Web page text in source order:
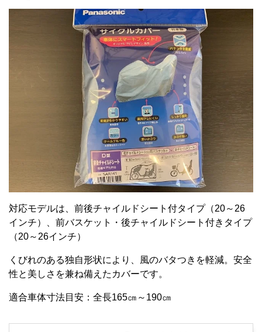
対応モデルは、前後チャイルドシート付タイプ（20～26
インチ）、前バスケット・後チャイルドシート付きタイプ
（20～26インチ）
くびれのある独自形状により、風のバタつきを軽減。安全
性と美しさを兼ね備えたカバーです。
適合車体寸法目安：全長165㎝～190㎝